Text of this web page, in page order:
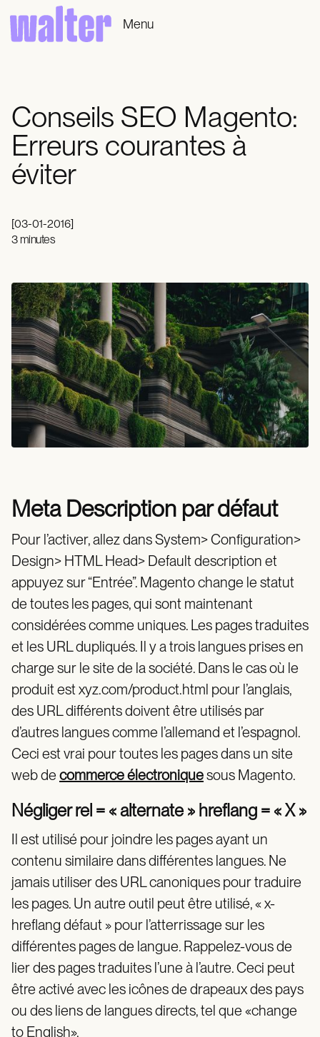
Menu
Conseils SEO Magento:
Erreurs courantes à
éviter
[03-01-2016]
3 minutes
Meta Description par défaut
Pour l’activer, allez dans System> Configuration>
Design> HTML Head> Default description et
appuyez sur “Entrée”. Magento change le statut
de toutes les pages, qui sont maintenant
considérées comme uniques. Les pages traduites
et les URL dupliqués. Il y a trois langues prises en
charge sur le site de la société. Dans le cas où le
produit est xyz.com/product.html pour l’anglais,
des URL différents doivent être utilisés par
d’autres langues comme l’allemand et l’espagnol.
Ceci est vrai pour toutes les pages dans un site
web decommerce électroniquesous Magento.
Négliger rel = « alternate » hreflang = « X »
Il est utilisé pour joindre les pages ayant un
contenu similaire dans différentes langues. Ne
jamais utiliser des URL canoniques pour traduire
les pages. Un autre outil peut être utilisé, « x-
hreflang défaut » pour l’atterrissage sur les
différentes pages de langue. Rappelez-vous de
lier des pages traduites l’une à l’autre. Ceci peut
être activé avec les icônes de drapeaux des pays
ou des liens de langues directs, tel que «change
to English».